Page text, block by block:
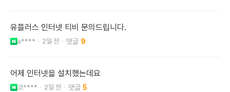
유플러스 인터넷 티비 문의드립니다.
a**** 2일 전 9
어제 인터넷을 설치했는데요
코**** 2일 전 5